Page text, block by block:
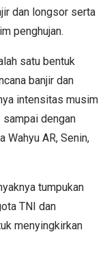
dan longsor serta
penghujan.
satu bentuk
banjir dan
intensitas musim
dengan
Wahyu AR, Senin,
tumpukan
TNI dan
menyingkirkan